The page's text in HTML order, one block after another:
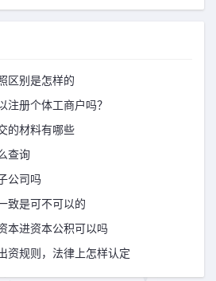
区别是怎样的
注册个体工商户吗？
的材料有哪些
查询
公司吗
致是可不可以的
本进资本公积可以吗
资规则，法律上怎样认定